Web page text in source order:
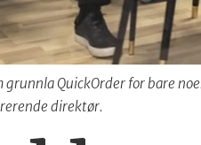
grunnla QuickOrder for bare
direktør.